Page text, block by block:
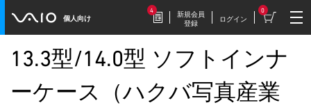
個人向け
4
2026.7.17
豪華特典付き！
特別価格の【VAIO F16 (VJF1618)】169,800円
新規会員
登録
ログイン
0
13.3型/14.0型 ソフトインナ
ーケース（ハクバ写真産業